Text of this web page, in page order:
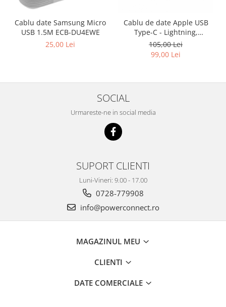
Cablu date Samsung Micro
USB 1.5M ECB-DU4EWE
25,00 Lei
Cablu de date Apple USB
Type-C - Lightning,
MKQ42AM/A, 2m - White,
Blister Apple
105,00 Lei
99,00 Lei
SOCIAL
Urmareste-ne in social media
SUPORT CLIENTI
Luni-Vineri: 9.00 - 17.00
0728-779908
info@powerconnect.ro
MAGAZINUL MEU
CLIENTI
DATE COMERCIALE